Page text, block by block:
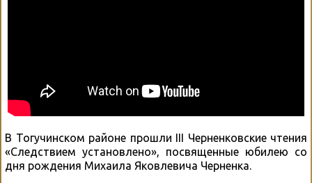
В Тогучинском районе прошли III Черненковские чтения
«Следствием установлено», посвященные юбилею со
дня рождения Михаила Яковлевича Черненка.